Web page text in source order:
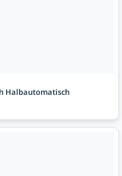
Halbautomatisch